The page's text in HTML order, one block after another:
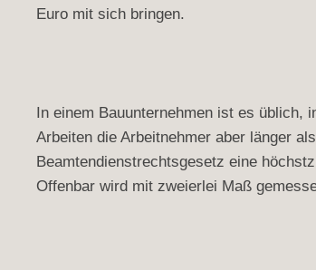
Euro mit sich bringen.
In einem Bauunternehmen ist es üblich,
Arbeiten die Arbeitnehmer aber länger
Beamtendienstrechtsgesetz eine
Offenbar wird mit zweierlei Maß